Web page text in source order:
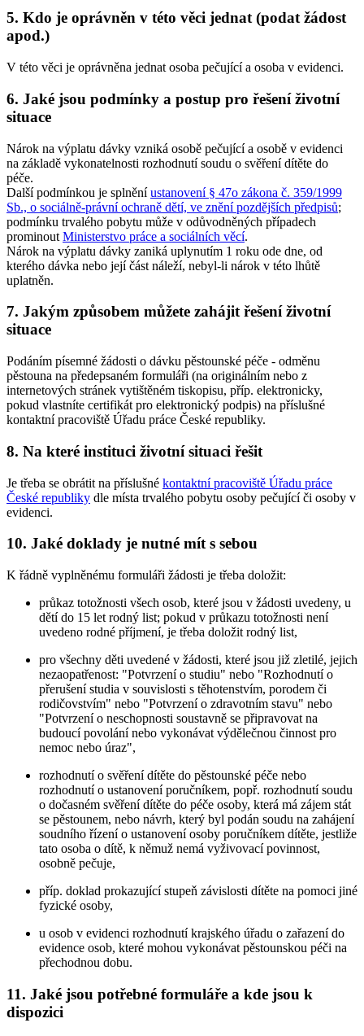
5. Kdo je oprávněn v této věci jednat (podat žádost
apod.)
V této věci je oprávněna jednat osoba pečující a osoba v evidenci.
6. Jaké jsou podmínky a postup pro řešení životní
situace
Nárok na výplatu dávky vzniká osobě pečující a osobě v evidenci
na základě vykonatelnosti rozhodnutí soudu o svěření dítěte do
péče.
Další podmínkou je splněníustanovení § 47o zákona č. 359/1999
Sb., o sociálně-právní ochraně dětí, ve znění pozdějších předpisů;
podmínku trvalého pobytu může v odůvodněných případech
prominout Ministerstvo práce a sociálních věcí.
Nárok na výplatu dávky zaniká uplynutím 1 roku ode dne, od
kterého dávka nebo její část náleží, nebyl-li nárok v této lhůtě
uplatněn.
7. Jakým způsobem můžete zahájit řešení životní
situace
Podáním písemné žádosti o dávku pěstounské péče - odměnu
pěstouna na předepsaném formuláři (na originálním nebo z
internetových stránek vytištěném tiskopisu, příp. elektronicky,
pokud vlastníte certifikát pro elektronický podpis) na příslušné
kontaktní pracoviště Úřadu práce České republiky.
8. Na které instituci životní situaci řešit
Je třeba se obrátit na příslušné kontaktní pracoviště Úřadu práce
České republiky dle místa trvalého pobytu osoby pečující či osoby v
evidenci.
10. Jaké doklady je nutné mít s sebou
K řádně vyplněnému formuláři žádosti je třeba doložit:
průkaz totožnosti všech osob, které jsou v žádosti uvedeny, u
dětí do 15 let rodný list; pokud v průkazu totožnosti není
uvedeno rodné příjmení, je třeba doložit rodný list,
pro všechny děti uvedené v žádosti, které jsou již zletilé, jejich
nezaopatřenost: "Potvrzení o studiu" nebo "Rozhodnutí o
přerušení studia v souvislosti s těhotenstvím, porodem či
rodičovstvím" nebo "Potvrzení o zdravotním stavu" nebo
"Potvrzení o neschopnosti soustavně se připravovat na
budoucí povolání nebo vykonávat výdělečnou činnost pro
nemoc nebo úraz",
rozhodnutí o svěření dítěte do pěstounské péče nebo
rozhodnutí o ustanovení poručníkem, popř. rozhodnutí soudu
o dočasném svěření dítěte do péče osoby, která má zájem stát
se pěstounem, nebo návrh, který byl podán soudu na zahájení
soudního řízení o ustanovení osoby poručníkem dítěte, jestliže
tato osoba o dítě, k němuž nemá vyživovací povinnost,
osobně pečuje,
příp. doklad prokazující stupeň závislosti dítěte na pomoci jiné
fyzické osoby,
u osob v evidenci rozhodnutí krajského úřadu o zařazení do
evidence osob, které mohou vykonávat pěstounskou péči na
přechodnou dobu.
11. Jaké jsou potřebné formuláře a kde jsou k
dispozici